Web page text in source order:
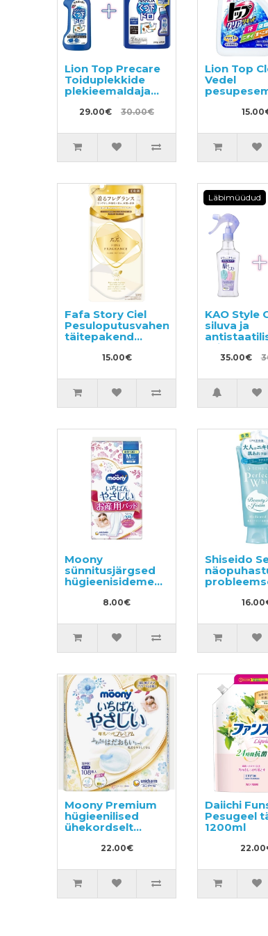
Lion Top Precare
Toiduplekkide
plekieemaldaja
220g + täide 200g
29.00€ 30.00€
Lion Top
Vedel
Fafa Story Ciel
Pesuloputusvahend
täitepakend
15.00€
Läbimüüdud
KAO Style
siluva ja
toimega
400ml
35.00€
Moony
sünnitusjärgsed
hügieenisidemed
8.00€
Shiseido
Moony Premium
hügieenilised
ühekordselt
rinnapadjad
emadele 108tk
22.00€
Daiichi
Pesugeel
1200ml